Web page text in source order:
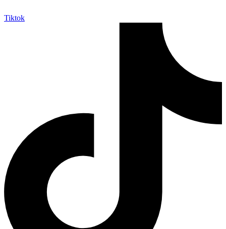
Tiktok